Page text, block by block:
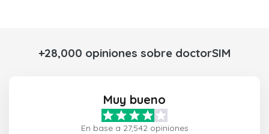
+28,000 opiniones sobre doctorSIM
Muy bueno
En base a 27,542 opiniones